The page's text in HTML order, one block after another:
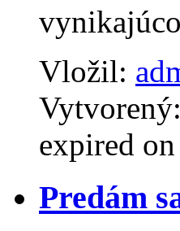
Vložil:
expired
Predám